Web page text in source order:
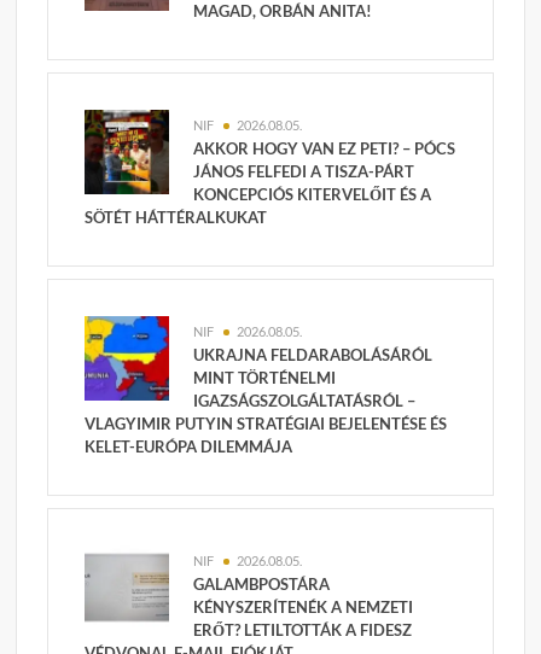
MAGAD, ORBÁN ANITA!
NIF 2026.08.05.
AKKOR HOGY VAN EZ PETI? – PÓCS
JÁNOS FELFEDI A TISZA-PÁRT
KONCEPCIÓS KITERVELŐIT ÉS A
SÖTÉT HÁTTÉRALKUKAT
NIF 2026.08.05.
UKRAJNA FELDARABOLÁSÁRÓL
MINT TÖRTÉNELMI
IGAZSÁGSZOLGÁLTATÁSRÓL –
VLAGYIMIR PUTYIN STRATÉGIAI BEJELENTÉSE ÉS
KELET-EURÓPA DILEMMÁJA
NIF 2026.08.05.
GALAMBPOSTÁRA
KÉNYSZERÍTENÉK A NEMZETI
ERŐT? LETILTOTTÁK A FIDESZ